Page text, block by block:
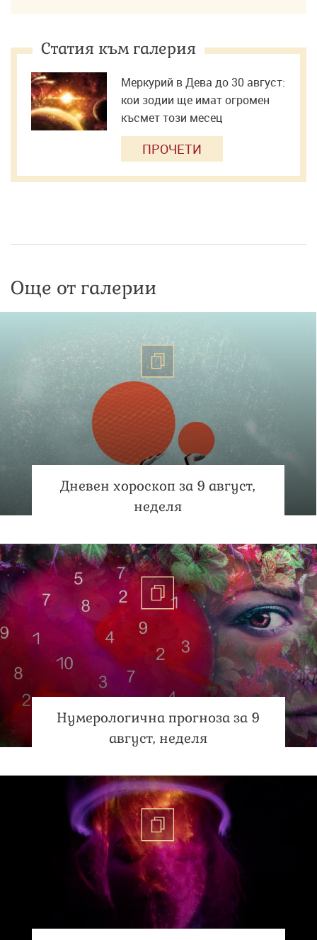
Статия към галерия
Меркурий в Дева до 30 август:
кои зодии ще имат огромен
късмет този месец
ПРОЧЕТИ
Още от галерии
Дневен хороскоп за 9 август,
неделя
Нумерологична прогноза за 9
август, неделя